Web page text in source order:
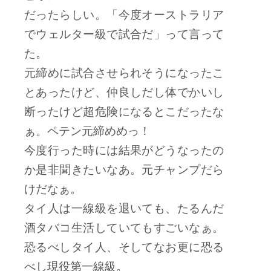
だったらしい。「今度オーストラリア
でウェルター級で試合だ」って言って
た。
元締めに試合させられそうになったこ
とあったけど、仲良しだし体でかいし
断ったけど超危険になるとこだったな
ぁ。ペテン元締めめっ！
今度行った時には結果がどうなったの
か是非聞きたいなあ。元チャンプだら
けだなぁ。
タイ人は一線級を退いても、たるんだ
酒タバコ生活していてもすごいなぁ。
恐るべしタイ人、そしてなお更に恐る
べし現役第一線級。